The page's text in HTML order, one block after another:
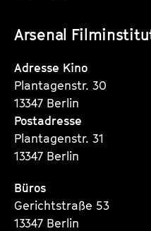
Arsenal
Instagram
SeiteSeite
Adresse Kino
Plantagenstr. 30
13347 Berlin
Postadresse
Plantagenstr. 31
13347 Berlin
Büros
Gerichtstraße 53
13347 Berlin